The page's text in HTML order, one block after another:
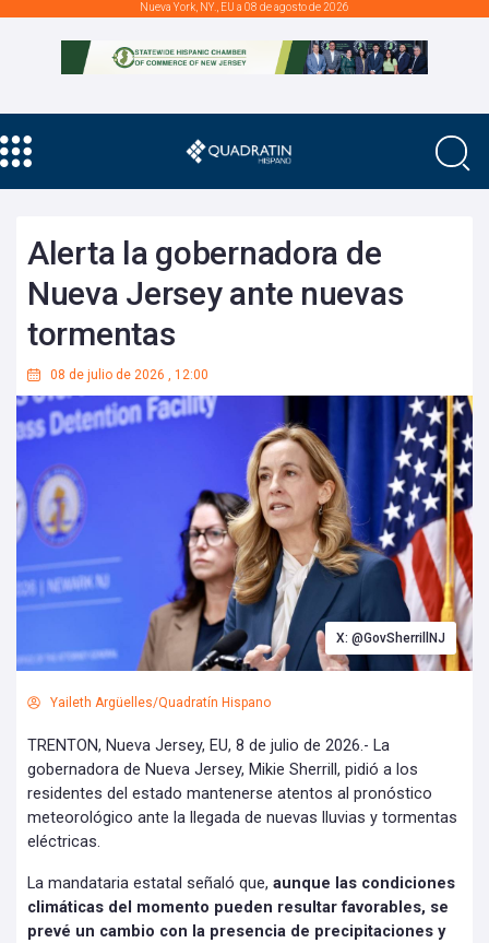
Nueva York, NY., EU a 08 de agosto de 2026
Alerta la gobernadora de
Nueva Jersey ante nuevas
tormentas
08 de julio de 2026 , 12:00
X: @GovSherrillNJ
Yaileth Argüelles/Quadratín Hispano
TRENTON, Nueva Jersey, EU, 8 de julio de 2026.- La
gobernadora de Nueva Jersey, Mikie Sherrill, pidió a los
residentes del estado mantenerse atentos al pronóstico
meteorológico ante la llegada de nuevas lluvias y tormentas
eléctricas.
La mandataria estatal señaló que, aunque las condiciones
climáticas del momento pueden resultar favorables, se
prevé un cambio con la presencia de precipitaciones y